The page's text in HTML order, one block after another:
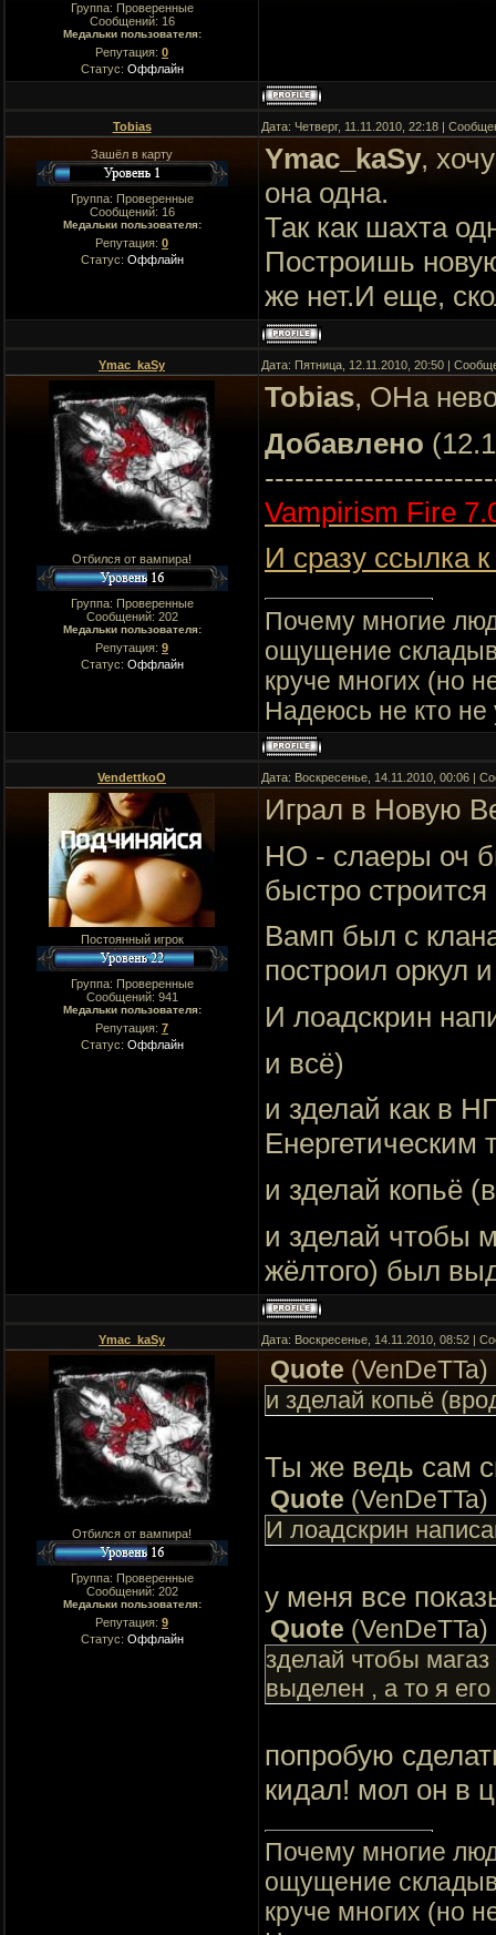
Группа: Проверенные
Сообщений: 16
Медальки пользователя:
Репутация: 0
Статус: Оффлайн
Tobias Дата: Четверг, 11.11.2010, 22:18 |
Зашёл в карту
Группа: Проверенные
Сообщений: 16
Медальки пользователя:
Репутация: 0
Статус: Оффлайн
Ymac_kaSy,
она одна.
Так как шахта
Построишь
же нет.И еще,
Ymac_kaSy Дата: Пятница, 12.11.2010, 20:50 |
Отбился от вампира!
Группа: Проверенные
Сообщений: 202
Медальки пользователя:
Репутация: 9
Статус: Оффлайн
Tobias, ОНа
Добавлено
Vampirism Fire
И сразу ссылка
Почему многие
ощущение
круче многих (но
Надеюсь не кто не
VendettkoO Дата: Воскресенье, 14.11.2010, 00:06 |
Постоянный игрок
Группа: Проверенные
Сообщений: 941
Медальки пользователя:
Репутация: 7
Статус: Оффлайн
Играл в Новую
НО - слаеры оч
быстро строится
Вамп был с
построил оркул
И лоадскрин
и всё)
и зделай как в
Енергетическим
и зделай копьё
и зделай чтобы
жёлтого) был
Ymac_kaSy Дата: Воскресенье, 14.11.2010, 08:52 |
Отбился от вампира!
Группа: Проверенные
Сообщений: 202
Медальки пользователя:
Репутация: 9
Статус: Оффлайн
Quote (VenDeTTa)
и зделай копьё
Ты же ведь сам
Quote (VenDeTTa)
И лоадскрин
у меня все
Quote (VenDeTTa)
зделай чтобы
выделен , а то я
попробую
кидал! мол он в
Почему многие
ощущение
круче многих (но